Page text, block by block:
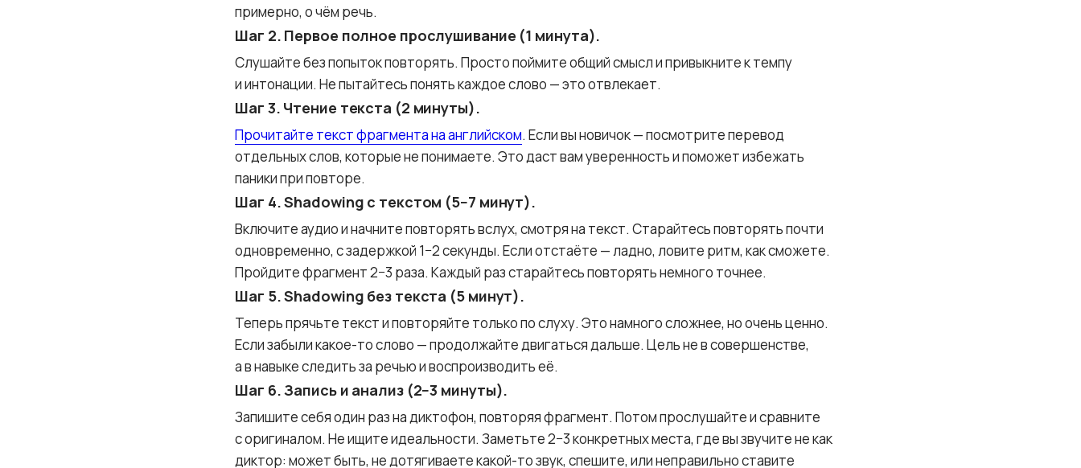
примерно, о чём речь.
Шаг 2. Первое полное прослушивание (1 минута).
Слушайте без попыток повторять. Просто поймите общий смысл и привыкните к темпу
и интонации. Не пытайтесь понять каждое слово — это отвлекает.
Шаг 3. Чтение текста (2 минуты).
Прочитайте текст фрагмента на английском. Если вы новичок — посмотрите перевод
отдельных слов, которые не понимаете. Это даст вам уверенность и поможет избежать
паники при повторе.
Шаг 4. Shadowing с текстом (5−7 минут).
Включите аудио и начните повторять вслух, смотря на текст. Старайтесь повторять почти
одновременно, с задержкой 1−2 секунды. Если отстаёте — ладно, ловите ритм, как сможете.
Пройдите фрагмент 2−3 раза. Каждый раз старайтесь повторять немного точнее.
Шаг 5. Shadowing без текста (5 минут).
Теперь прячьте текст и повторяйте только по слуху. Это намного сложнее, но очень ценно.
Если забыли какое-то слово — продолжайте двигаться дальше. Цель не в совершенстве,
а в навыке следить за речью и воспроизводить её.
Шаг 6. Запись и анализ (2−3 минуты).
Запишите себя один раз на диктофон, повторяя фрагмент. Потом прослушайте и сравните
с оригиналом. Не ищите идеальности. Заметьте 2−3 конкретных места, где вы звучите не как
диктор: может быть, не дотягиваете какой-то звук, спешите, или неправильно ставите